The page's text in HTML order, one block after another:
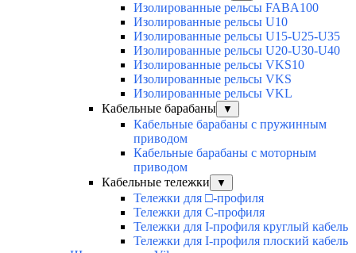
Изолированные рельсы FABA100
Изолированные рельсы U10
Изолированные рельсы U15-U25-U35
Изолированные рельсы U20-U30-U40
Изолированные рельсы VKS10
Изолированные рельсы VKS
Изолированные рельсы VKL
Кабельные барабаны
▼
Кабельные барабаны с пружинным
приводом
Кабельные барабаны с моторным
приводом
Кабельные тележки
▼
Тележки для □-профиля
Тележки для С-профиля
Тележки для I-профиля круглый кабель
Тележки для I-профиля плоский кабель